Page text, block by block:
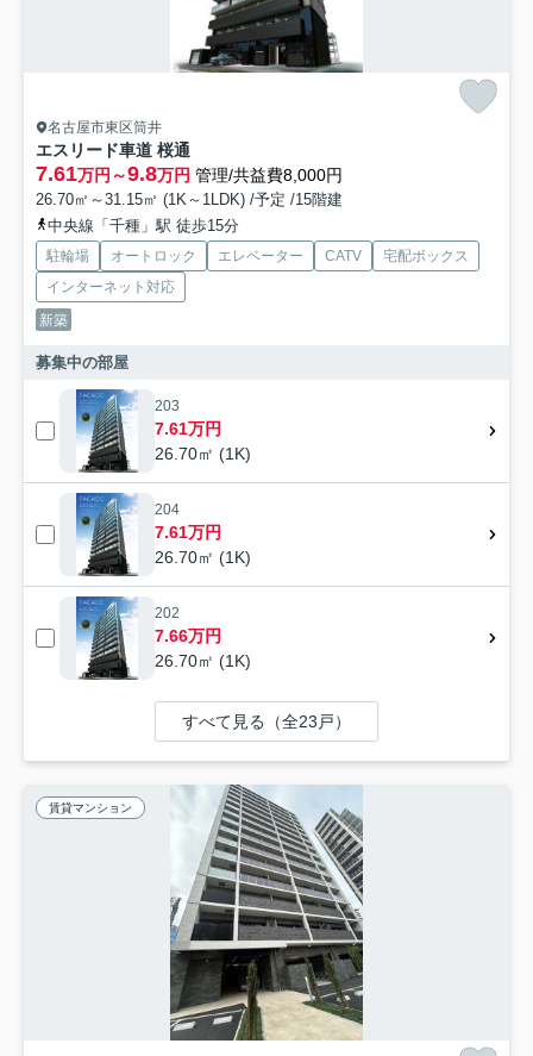
名古屋市東区筒井
エスリード車道 桜通
7.61万円～9.8万円 管理/共益費8,000円
26.70㎡～31.15㎡ (1K～1LDK) /予定 /15階建
中央線「千種」駅 徒歩15分
駐輪場 オートロック エレベーター CATV
宅配ボックス
インターネット対応
新築
募集中の部屋
203
7.61万円
26.70㎡ (1K)
204
7.61万円
26.70㎡ (1K)
202
7.66万円
26.70㎡ (1K)
すべて見る（全23戸）
賃貸マンション